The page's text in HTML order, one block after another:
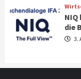
News
NIQ
die
3.